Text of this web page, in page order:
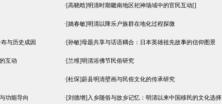
·[高晓晗]明清时期畿南地区祀神场域中的官民互动[]
·[姚春敏]明清以降乐户族群在地化过程探微
与历史成因 ·[孙敏]母题共享与话语耦合：日本英雄祖先故事的信仰图景
互动 ·[兰维]明清浴佛节民俗研究
·[杜琛]蔚县明清壁画与民俗文化的传承研究
功能导向 ·[刘德增]入乡随俗与故乡记忆：明清以来中国移民的文化选择